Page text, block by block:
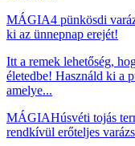
MÁGIA4 pünkösdi
ki az ünnepnap erejét!
Itt a remek lehetőség,
életedbe! Használd ki a
amelye...
MÁGIAHúsvéti tojás
rendkívül erőteljes